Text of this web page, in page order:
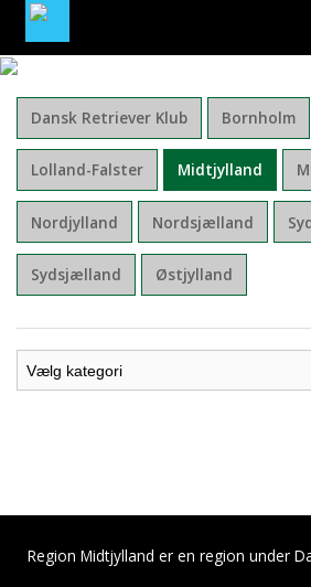
MINE TILMELDINGER
BLIV MEDLEM AF DRK
FACEBOOK
Dansk Retriever Klub Bornholm
Lolland-Falster Midtjylland
Nordjylland Nordsjælland
Sydsjælland Østjylland
Region Midtjylland er en region under